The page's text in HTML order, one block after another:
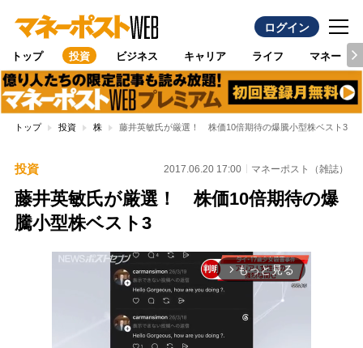
ログイン
トップ 投資 ビジネス キャリア ライフ マネー
トップ 投資 株 藤井英敏氏が厳選！ 株価10倍期待の爆騰小型株ベスト3
投資 2017.06.20 17:00 マネーポスト（雑誌）
藤井英敏氏が厳選！ 株価10倍期待の爆
騰小型株ベスト3
arrow_forward_ios もっと見る